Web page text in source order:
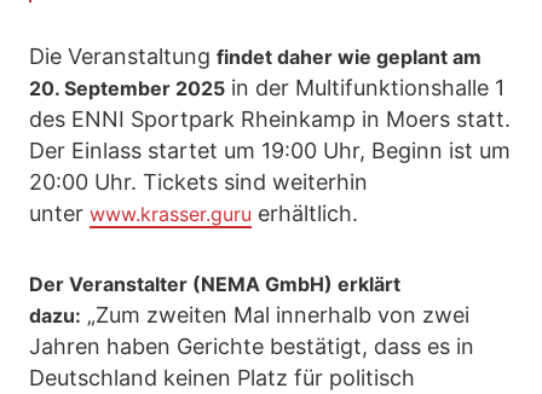
Die Veranstaltung findet daher wie geplant am
20. September 2025 in der Multifunktionshalle 1
des ENNI Sportpark Rheinkamp in Moers statt.
Der Einlass startet um 19:00 Uhr, Beginn ist um
20:00 Uhr. Tickets sind weiterhin
unter www.krasser.guru erhältlich.
Der Veranstalter (NEMA GmbH) erklärt
dazu: „Zum zweiten Mal innerhalb von zwei
Jahren haben Gerichte bestätigt, dass es in
Deutschland keinen Platz für politisch